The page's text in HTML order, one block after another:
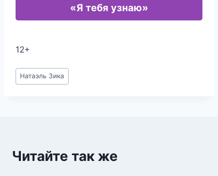
«Я тебя узнаю»
12+
Метки
записи:
Натаэль Зика
Читайте так же